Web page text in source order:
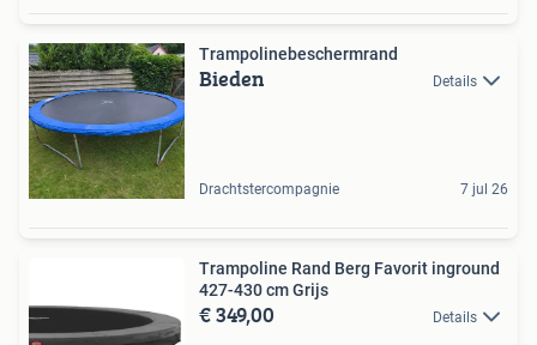
Trampolinebeschermrand
Bieden Details
Drachtstercompagnie 7 jul 26
Trampoline Rand Berg Favorit inground
427-430 cm Grijs
€ 349,00 Details